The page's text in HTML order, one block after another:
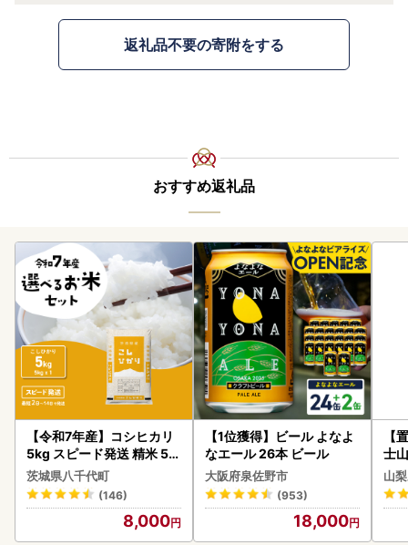
返礼品不要の寄附をする
おすすめ返礼品
【令和7年産】コシヒカリ
5kg スピード発送 精米 5k
g x 1袋 白米 茨城県 八千代
町
茨城県八千代町
(146)
8,000
【1位獲得】ビール よなよ
なエール 26本 ビール
大阪府泉佐野市
(953)
18,000
【
士
山